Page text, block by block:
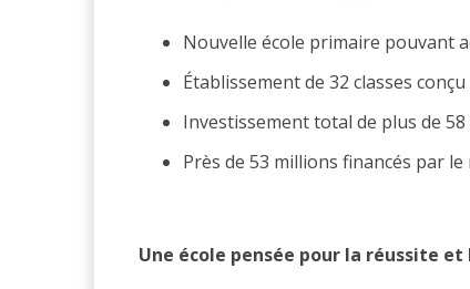
Nouvelle école primaire pouvant
Établissement de 32 classes
Investissement total de plus de
Près de 53 millions financés par le
Une école pensée pour la réussite